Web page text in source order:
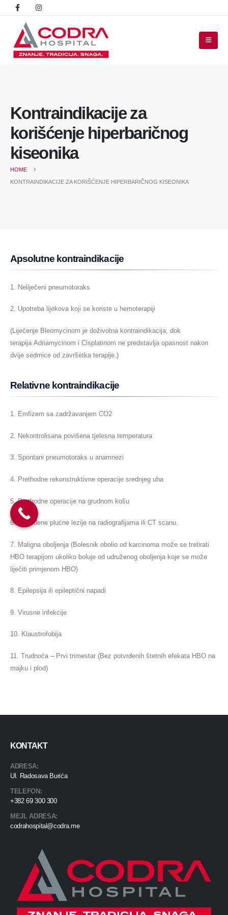
Kontraindikacije za
korišćenje hiperbaričnog
kiseonika
HOME
KONTRAINDIKACIJE ZA KORIŠĆENJE HIPERBARIČNOG KISEONIKA
Apsolutne kontraindikacije
1. Neliječeni pneumotoraks
2. Upotreba lijekova koji se koriste u hemoterapiji
(Liječenje Bleomycinom je doživotna kontraindikacija, dok
terapija Adriamycinom i Cisplatinom ne predstavlja opasnost nakon
dvije sedmice od završetka terapije.)
Relativne kontraindikacije
1. Emfizem sa zadržavanjem CO2
2. Nekontrolisana povišena tjelesna temperatura
3. Spontani pneumotoraks u anamnezi
4. Prethodne rekonstruktivne operacije srednjeg uha
5. Prethodne operacije na grudnom košu
6. Potvrđene plućne lezije na radiografijama ili CT scanu.
7. Maligna oboljenja (Bolesnik obolio od karcinoma može se tretirati
HBO terapijom ukoliko boluje od udruženog oboljenja koje se može
liječiti primjenom HBO)
8. Epilepsija ili epileptični napadi
9. Virusne infekcije
10. Klaustrofobija
11. Trudnoća – Prvi trimestar (Bez potvrđenih štetnih efekata HBO na
majku i plod)
KONTAKT
ADRESA:
Ul. Radosava Burića
TELEFON:
+382 69 300 300
MEJL ADRESA:
codrahospital@codra.me